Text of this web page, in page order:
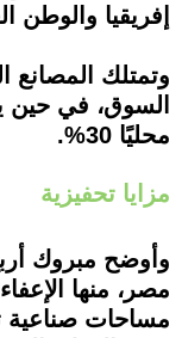
إفريقيا والوطن
السوق، في حين
محليًا 30%.
مزايا تحفيزية
وأوضح مبروك